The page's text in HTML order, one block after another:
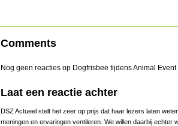
Comments
Nog geen reacties op Dogfrisbee tijdens Animal Event
Laat een reactie achter
DSZ Actueel stelt het zeer op prijs dat haar lezers laten
meningen en ervaringen ventileren. We willen daarbij echter